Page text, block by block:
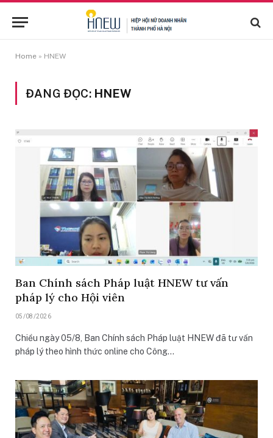
Home » HNEW
ĐANG ĐỌC: HNEW
Ban Chính sách Pháp luật HNEW tư vấn
pháp lý cho Hội viên
05/08/2026
Chiều ngày 05/8, Ban Chính sách Pháp luật HNEW đã tư vấn
pháp lý theo hình thức online cho Công…